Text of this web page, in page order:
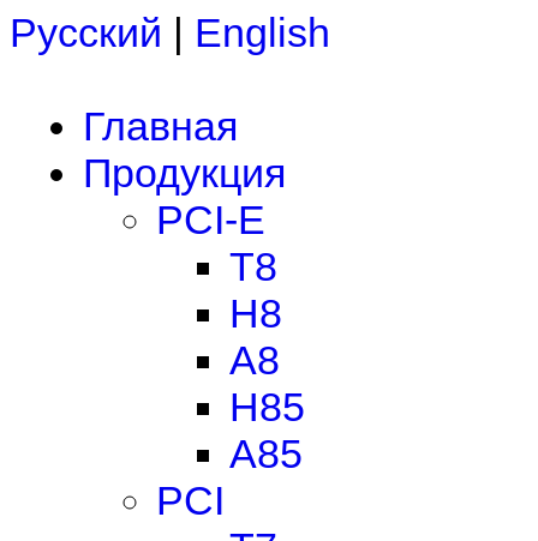
Русский | English
Главная
Продукция
PCI-E
T8
H8
A8
H85
A85
PCI